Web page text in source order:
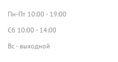
Пн-Пт 10:00 - 19:00
Сб 10:00 - 14:00
Вс - выходной